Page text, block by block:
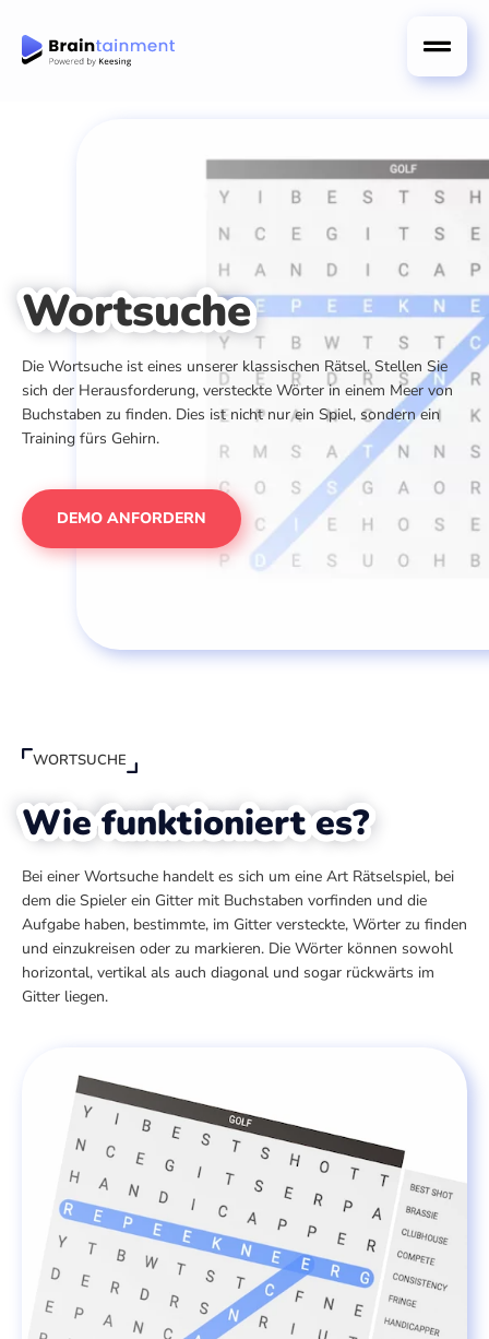
Wortsuche
Die Wortsuche ist eines unserer klassischen Rätsel. Stellen Sie
sich der Herausforderung, versteckte Wörter in einem Meer von
Buchstaben zu finden. Dies ist nicht nur ein Spiel, sondern ein
Training fürs Gehirn.
DEMO ANFORDERN
WORTSUCHE
Wie funktioniert es?
Bei einer Wortsuche handelt es sich um eine Art Rätselspiel, bei
dem die Spieler ein Gitter mit Buchstaben vorfinden und die
Aufgabe haben, bestimmte, im Gitter versteckte, Wörter zu finden
und einzukreisen oder zu markieren. Die Wörter können sowohl
horizontal, vertikal als auch diagonal und sogar rückwärts im
Gitter liegen.